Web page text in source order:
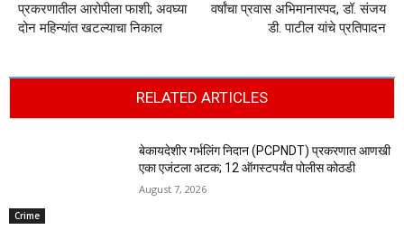
प्रकरणातील आरोपीला फाशी; अवघ्या
दोन महिन्यांत खटल्याचा निकाल
वर्षांचा प्रवास अभिमानास्पद, डॉ. संजय
डी. पाटील यांचे प्रतिपादन
RELATED ARTICLES
Crime
बेकायदेशीर गर्भलिंग निदान (PCPNDT) प्रकरणात आणखी
एका एजंटला अटक; 12 ऑगस्टपर्यंत पोलीस कोठडी
August 7, 2026